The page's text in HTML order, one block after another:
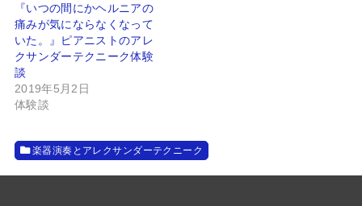
『いつの間にかヘルニアの
痛みが気にならなくなって
いた。』ピアニストのアレ
クサンダーテクニーク体験
談
2019年5月2日
体験談
楽器演奏とアレクサンダーテクニーク